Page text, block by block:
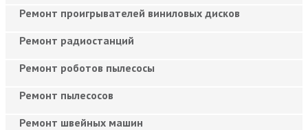
Ремонт проигрывателей виниловых дисков
Ремонт радиостанций
Ремонт роботов пылесосы
Ремонт пылесосов
Ремонт швейных машин